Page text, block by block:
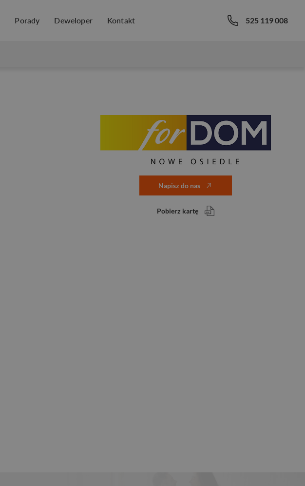
Porady Deweloper Kontakt 525 119 008
Napisz do nas
Pobierz kartę